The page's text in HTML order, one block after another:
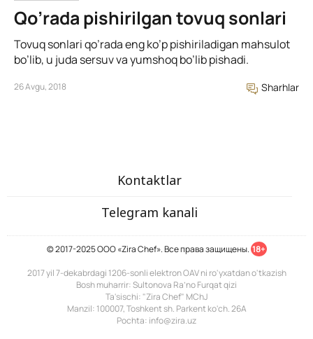
Qo’rada pishirilgan tovuq sonlari
Tovuq sonlari qo’rada eng ko’p pishiriladigan mahsulot
bo’lib, u juda sersuv va yumshoq bo’lib pishadi.
26 Avgu, 2018 Sharhlar
Kontaktlar
Telegram kanali
© 2017-2025 ООО «Zira Chef». Все права защищены. 18+
2017 yil 7-dekabrdagi 1206-sonli elektron OAV ni ro'yxatdan o'tkazish
Bosh muharrir: Sultonova Ra’no Furqat qizi
Ta'sischi: "Zira Chef" MChJ
Manzil: 100007, Toshkent sh. Parkent ko'ch. 26A
Pochta: info@zira.uz